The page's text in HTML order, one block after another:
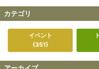
カテゴリ
イベント
(351)